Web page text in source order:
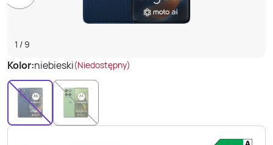
1 / 9
Kolor:niebieski(Niedostępny)